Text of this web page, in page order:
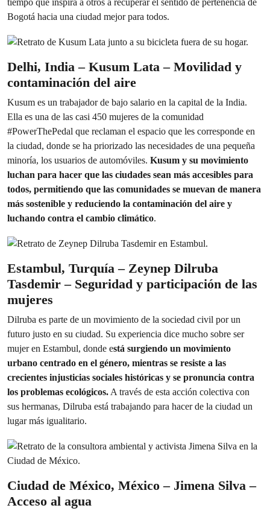
Bogotá hacia una ciudad mejor para todos.
Delhi, India – Kusum Lata – Movilidad y
contaminación del aire
Kusum es un trabajador de bajo salario en la capital de la India.
Ella es una de las casi 450 mujeres de la comunidad
#PowerThePedal que reclaman el espacio que les corresponde en
la ciudad, donde se ha priorizado las necesidades de una pequeña
minoría, los usuarios de automóviles. Kusum y su movimiento
luchan para hacer que las ciudades sean más accesibles para
todos, permitiendo que las comunidades se muevan de manera
más sostenible y reduciendo la contaminación del aire y
luchando contra el cambio climático.
Estambul, Turquía – Zeynep Dilruba
Tasdemir – Seguridad y participación de las
mujeres
Dilruba es parte de un movimiento de la sociedad civil por un
futuro justo en su ciudad. Su experiencia dice mucho sobre ser
mujer en Estambul, donde está surgiendo un movimiento
urbano centrado en el género, mientras se resiste a las
crecientes injusticias sociales históricas y se pronuncia contra
los problemas ecológicos.A través de esta acción colectiva con
sus hermanas, Dilruba está trabajando para hacer de la ciudad un
lugar más igualitario.
Ciudad de México, México – Jimena Silva –
Acceso al agua